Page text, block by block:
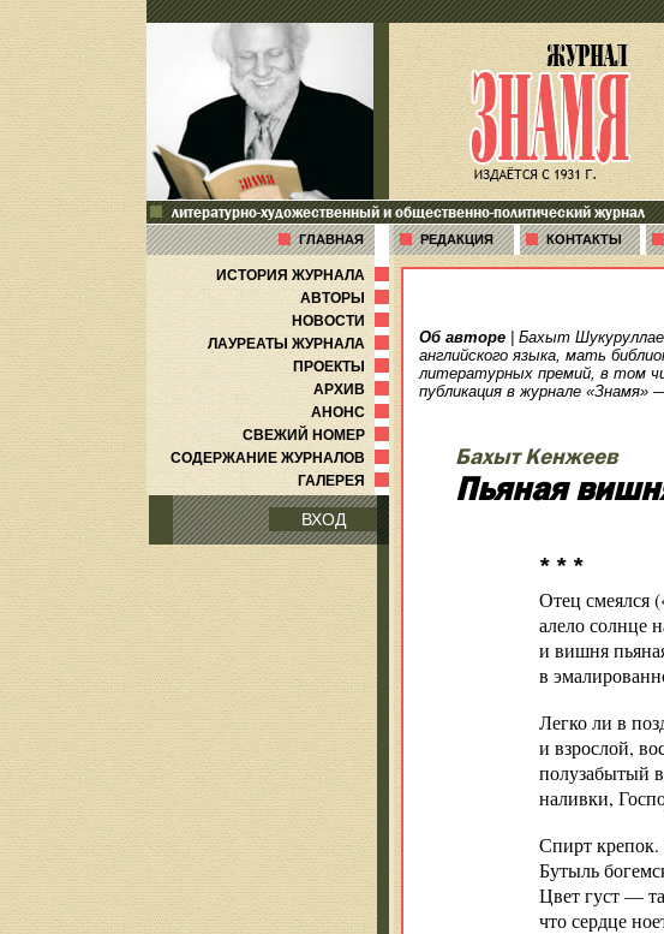
литературно-художественный и общественно-политический журнал
ГЛАВНАЯ РЕДАКЦИЯ КОНТАКТЫ
ИСТОРИЯ ЖУРНАЛА
АВТОРЫ
НОВОСТИ
ЛАУРЕАТЫ ЖУРНАЛА
ПРОЕКТЫ
АРХИВ
АНОНС
СВЕЖИЙ НОМЕР
СОДЕРЖАНИЕ ЖУРНАЛОВ
ГАЛЕРЕЯ
ВХОД
Об авторе | Бахыт
английского языка, мать
литературных премий, в том
публикация в журнале
Бахыт Кенжеев
Пьяная
* * *
Отец смеялся
алело солнце
и вишня
в
Легко ли в
и взрослой,
полузабытый
наливки,
Спирт крепок.
Бутыль
Цвет густ —
что сердце